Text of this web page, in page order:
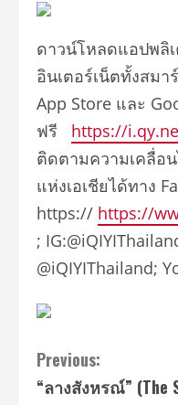
ดาวน์โหลดแอปพลิ
อินเตอร์เน็ตทั้งสม
App Store และ
ฟรี https://
ติดตามความเคลื่อ
แห่งเอเชียได้ทาง
https:// https://
;
@iQIYIThailand;
Continue
Previous:
“ลางสังหรณ์” (The